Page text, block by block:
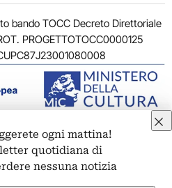
bando TOCC Decreto Direttoriale
PROGETTOTOCC0000125
Corso Vittorio Emanuele II, 287 –
dei dati personali
ogni mattina!
quotidiana di
nessuna notizia